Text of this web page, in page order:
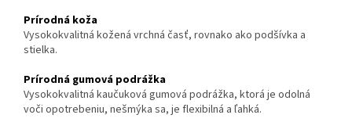
Prírodná koža
Vysokokvalitná kožená vrchná časť, rovnako ako podšívka a
stielka.
Prírodná gumová podrážka
Vysokokvalitná kaučuková gumová podrážka, ktorá je odolná
voči opotrebeniu, nešmýka sa, je flexibilná a ľahká.